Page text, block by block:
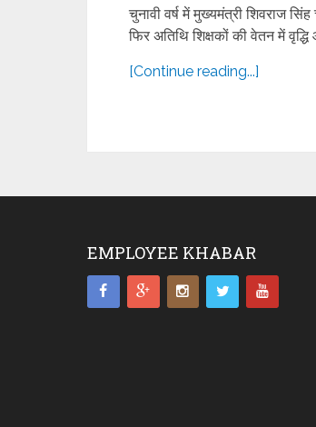
चुनावी वर्ष में मुख्यमंत्री शिवराज
फिर अतिथि शिक्षकों की वेतन में
[Continue reading...]
EMPLOYEE KHABAR